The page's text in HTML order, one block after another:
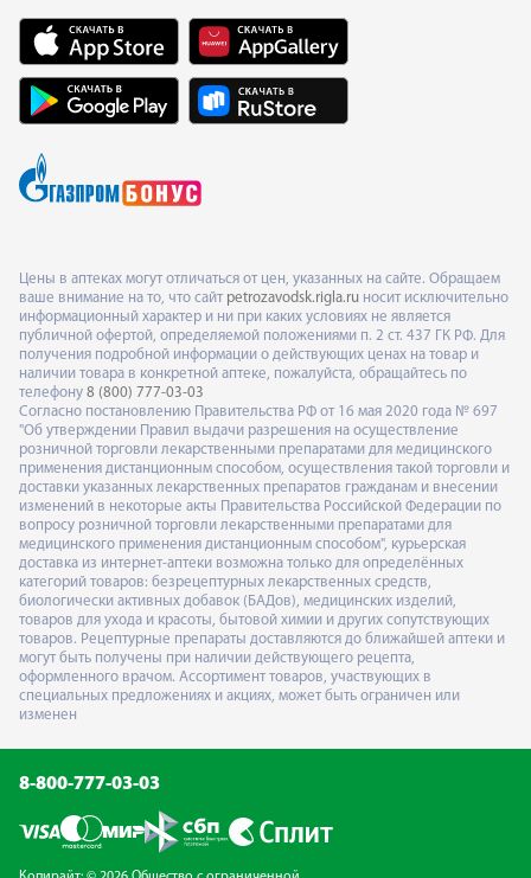
Цены в аптеках могут отличаться от цен, указанных на сайте. Обращаем
ваше внимание на то, что сайт petrozavodsk.rigla.ru носит исключительно
информационный характер и ни при каких условиях не является
публичной офертой, определяемой положениями п. 2 ст. 437 ГК РФ. Для
получения подробной информации о действующих ценах на товар и
наличии товара в конкретной аптеке, пожалуйста, обращайтесь по
телефону 8 (800) 777-03-03
Согласно постановлению Правительства РФ от 16 мая 2020 года № 697
"Об утверждении Правил выдачи разрешения на осуществление
розничной торговли лекарственными препаратами для медицинского
применения дистанционным способом, осуществления такой торговли и
доставки указанных лекарственных препаратов гражданам и внесении
изменений в некоторые акты Правительства Российской Федерации по
вопросу розничной торговли лекарственными препаратами для
медицинского применения дистанционным способом", курьерская
доставка из интернет-аптеки возможна только для определённых
категорий товаров: безрецептурных лекарственных средств,
биологически активных добавок (БАДов), медицинских изделий,
товаров для ухода и красоты, бытовой химии и других сопутствующих
товаров. Рецептурные препараты доставляются до ближайшей аптеки и
могут быть получены при наличии действующего рецепта,
оформленного врачом. Ассортимент товаров, участвующих в
специальных предложениях и акциях, может быть ограничен или
изменен
8-800-777-03-03